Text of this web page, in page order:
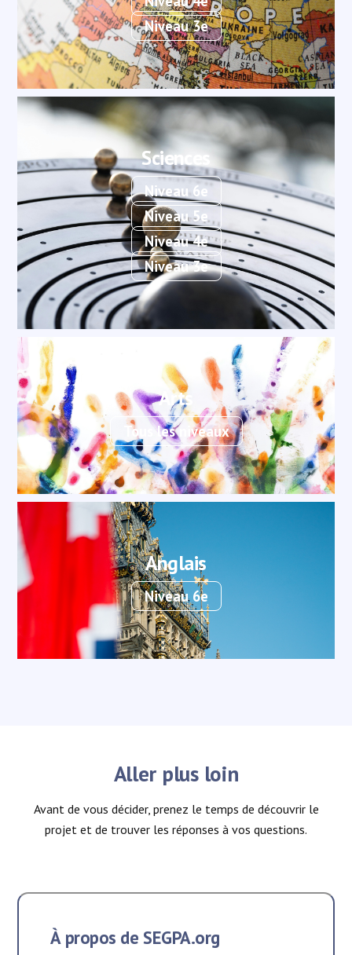
Niveau 3e
Sciences
Niveau 6e
Niveau 5e
Niveau 4e
Niveau 3e
Arts
Tous les niveaux
Anglais
Niveau 6e
Aller plus loin
Avant de vous décider, prenez le temps de découvrir le
projet et de trouver les réponses à vos questions.
À propos de SEGPA.org